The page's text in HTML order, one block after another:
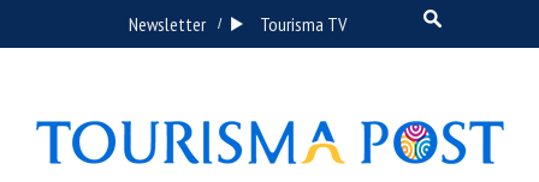
Newsletter / Tourisma TV